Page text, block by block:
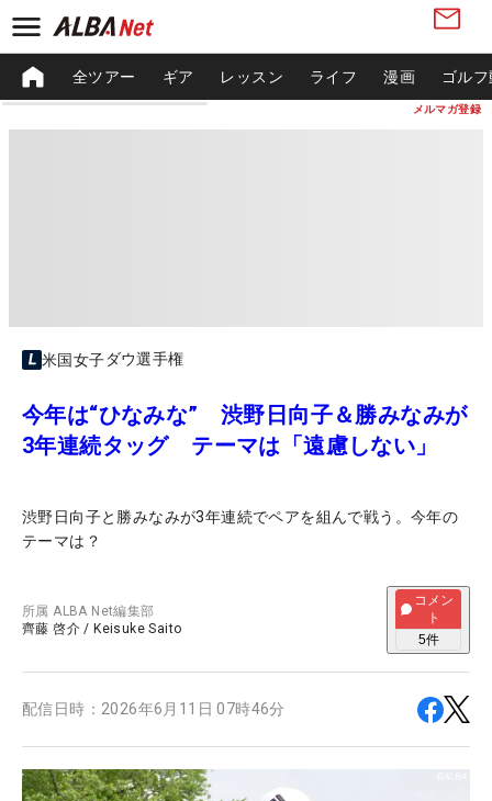
メルマガ登録
全ツアー ギア レッスン ライフ 漫画 ゴル
米国女子ダウ選手権
今年は“ひなみな” 渋野日向子＆勝みなみが
3年連続タッグ テーマは「遠慮しない」
渋野日向子と勝みなみが3年連続でペアを組んで戦う。今年の
テーマは？
所属ALBA Net編集部
齊藤 啓介 / Keisuke Saito
コメン
ト
5件
配信日時： 2026年6月11日 07時46分